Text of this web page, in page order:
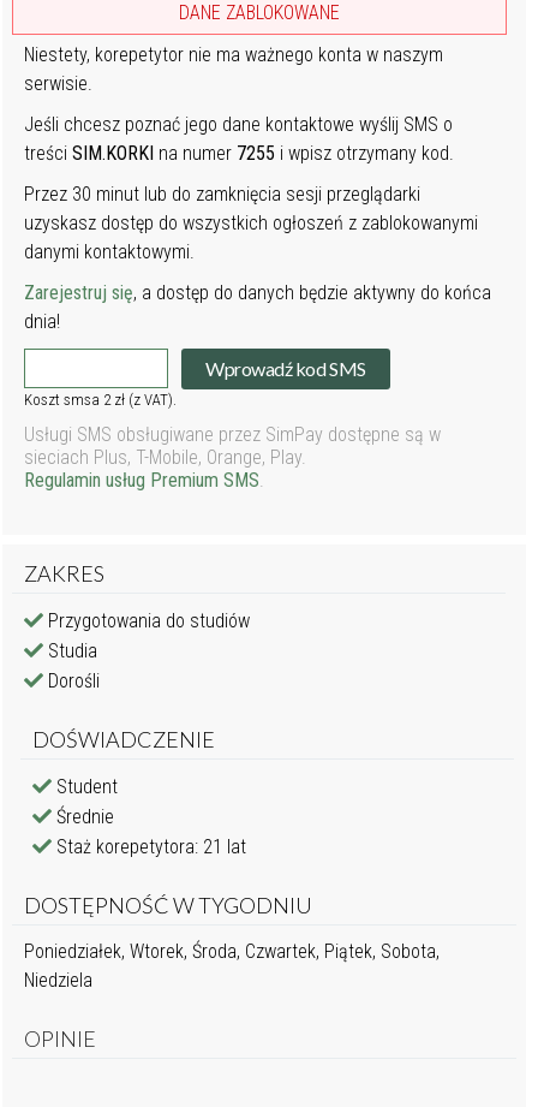
DANE ZABLOKOWANE
Niestety, korepetytor nie ma ważnego konta w naszym
serwisie.
Jeśli chcesz poznać jego dane kontaktowe wyślij SMS o
treściSIM.KORKI na numer 7255 i wpisz otrzymany kod.
Przez 30 minut lub do zamknięcia sesji przeglądarki
uzyskasz dostęp do wszystkich ogłoszeń z zablokowanymi
danymi kontaktowymi.
Zarejestruj się, a dostęp do danych będzie aktywny do końca
dnia!
Wprowadź kod SMS
Koszt smsa 2 zł (z VAT).
Usługi SMS obsługiwane przez SimPay dostępne są w
sieciach Plus, T-Mobile, Orange, Play.
Regulamin usług Premium SMS.
ZAKRES
Przygotowania do studiów
Studia
Dorośli
DOŚWIADCZENIE
Student
Średnie
Staż korepetytora: 21 lat
DOSTĘPNOŚĆ W TYGODNIU
Poniedziałek, Wtorek, Środa, Czwartek, Piątek, Sobota,
Niedziela
OPINIE